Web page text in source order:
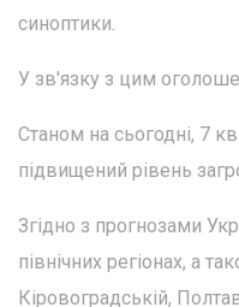
синоптики.
У зв'язку з цим
Станом на сьогодні, 7
підвищений рівень
Згідно з прогнозами
північних регіонах, а
Кіровоградській,